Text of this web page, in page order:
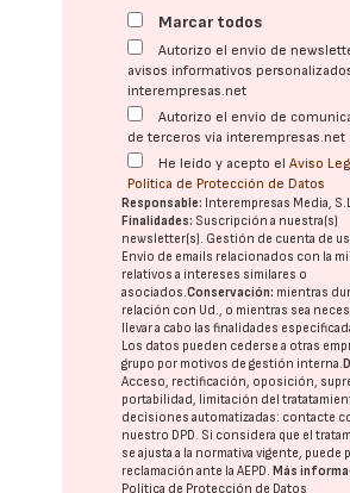
Marcar todos
Autorizo el envío de
avisos informativos
interempresas.net
Autorizo el envío de
de terceros vía interempresas.net
He leído y acepto elAviso
Política de Protección de Datos
Responsable: Interempresas Media,
Finalidades: Suscripción a nuestra(s)
newsletter(s). Gestión de cuenta de
Envío de emails relacionados con la
relativos a intereses similares o
asociados.Conservación: mientras
relación con Ud., o mientras sea
llevar a cabo las finalidades
Los datos pueden cederse a otras
grupo por motivos de gestión interna.
Acceso, rectificación, oposición,
portabilidad, limitación del
decisiones automatizadas: contacte
nuestro DPD. Si considera que el
se ajusta a la normativa vigente, puede
reclamación ante laAEPD. Más
Política de Protección de Datos